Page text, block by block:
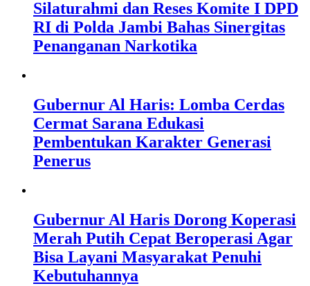
Silaturahmi dan Reses Komite I DPD
RI di Polda Jambi Bahas Sinergitas
Penanganan Narkotika
Gubernur Al Haris: Lomba Cerdas
Cermat Sarana Edukasi
Pembentukan Karakter Generasi
Penerus
Gubernur Al Haris Dorong Koperasi
Merah Putih Cepat Beroperasi Agar
Bisa Layani Masyarakat Penuhi
Kebutuhannya